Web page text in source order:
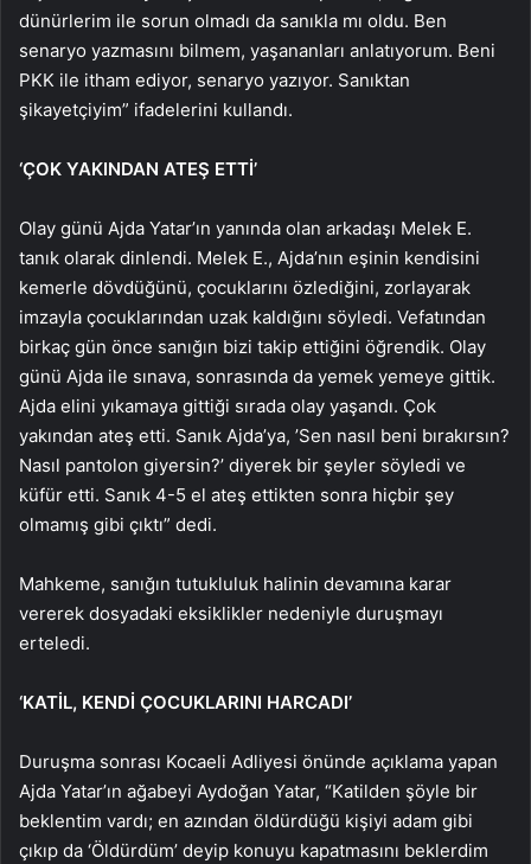
dünürlerim ile sorun olmadı da sanıkla mı oldu. Ben
senaryo yazmasını bilmem, yaşananları anlatıyorum. Beni
PKK ile itham ediyor, senaryo yazıyor. Sanıktan
şikayetçiyim” ifadelerini kullandı.
‘ÇOK YAKINDAN ATEŞ ETTİ’
Olay günü Ajda Yatar’ın yanında olan arkadaşı Melek E.
tanık olarak dinlendi. Melek E., Ajda’nın eşinin kendisini
kemerle dövdüğünü, çocuklarını özlediğini, zorlayarak
imzayla çocuklarından uzak kaldığını söyledi. Vefatından
birkaç gün önce sanığın bizi takip ettiğini öğrendik. Olay
günü Ajda ile sınava, sonrasında da yemek yemeye gittik.
Ajda elini yıkamaya gittiği sırada olay yaşandı. Çok
yakından ateş etti. Sanık Ajda’ya, ’Sen nasıl beni bırakırsın?
Nasıl pantolon giyersin?’ diyerek bir şeyler söyledi ve
küfür etti. Sanık 4-5 el ateş ettikten sonra hiçbir şey
olmamış gibi çıktı” dedi.
Mahkeme, sanığın tutukluluk halinin devamına karar
vererek dosyadaki eksiklikler nedeniyle duruşmayı
erteledi.
‘KATİL, KENDİ ÇOCUKLARINI HARCADI’
Duruşma sonrası Kocaeli Adliyesi önünde açıklama yapan
Ajda Yatar’ın ağabeyi Aydoğan Yatar, “Katilden şöyle bir
beklentim vardı; en azından öldürdüğü kişiyi adam gibi
çıkıp da ‘Öldürdüm’ deyip konuyu kapatmasını beklerdim